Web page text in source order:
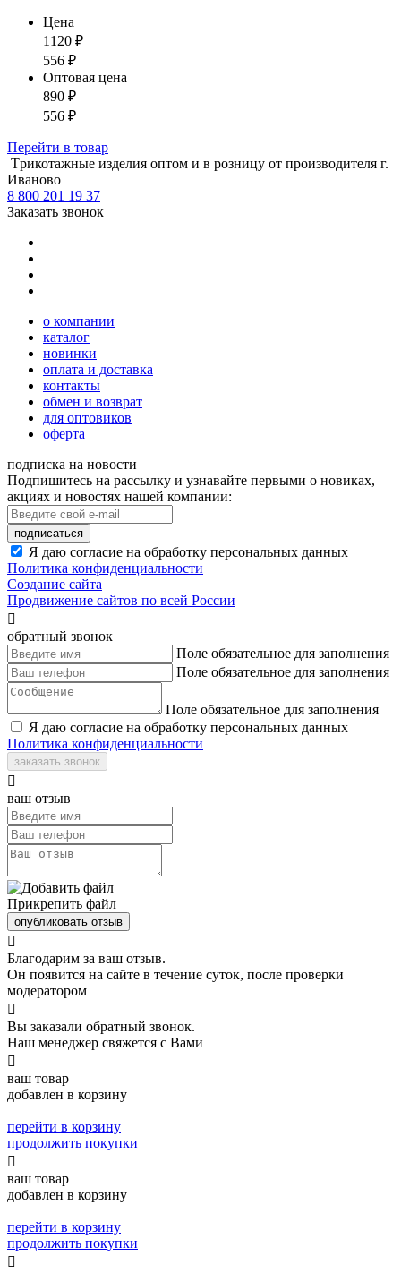
Цена
1120 ₽
556 ₽
Оптовая цена
890 ₽
556 ₽
Перейти в товар
Tрикотажные изделия оптом и в розницу от производителя г.
Иваново
8 800 201 19 37
Заказать звонок
о компании
каталог
новинки
оплата и доставка
контакты
обмен и возврат
для оптовиков
оферта
подписка на новости
Подпишитесь на рассылку и узнавайте первыми о новиках,
акциях и новостях нашей компании:
подписаться
Я даю согласие на обработку персональных данных
Политика конфиденциальности
Создание сайта
Продвижение сайтов по всей России

обратный звонок
Поле обязательное для заполнения
Поле обязательное для заполнения
Поле обязательное для заполнения
Я даю согласие на обработку персональных данных
Политика конфиденциальности
заказать звонок

ваш отзыв
Прикрепить файл
опубликовать отзыв

Благодарим за ваш отзыв.
Он появится на сайте в течение суток, после проверки
модератором

Вы заказали обратный звонок.
Наш менеджер свяжется с Вами

ваш товар
добавлен в корзину
перейти в корзину
продолжить покупки

ваш товар
добавлен в корзину
перейти в корзину
продолжить покупки
